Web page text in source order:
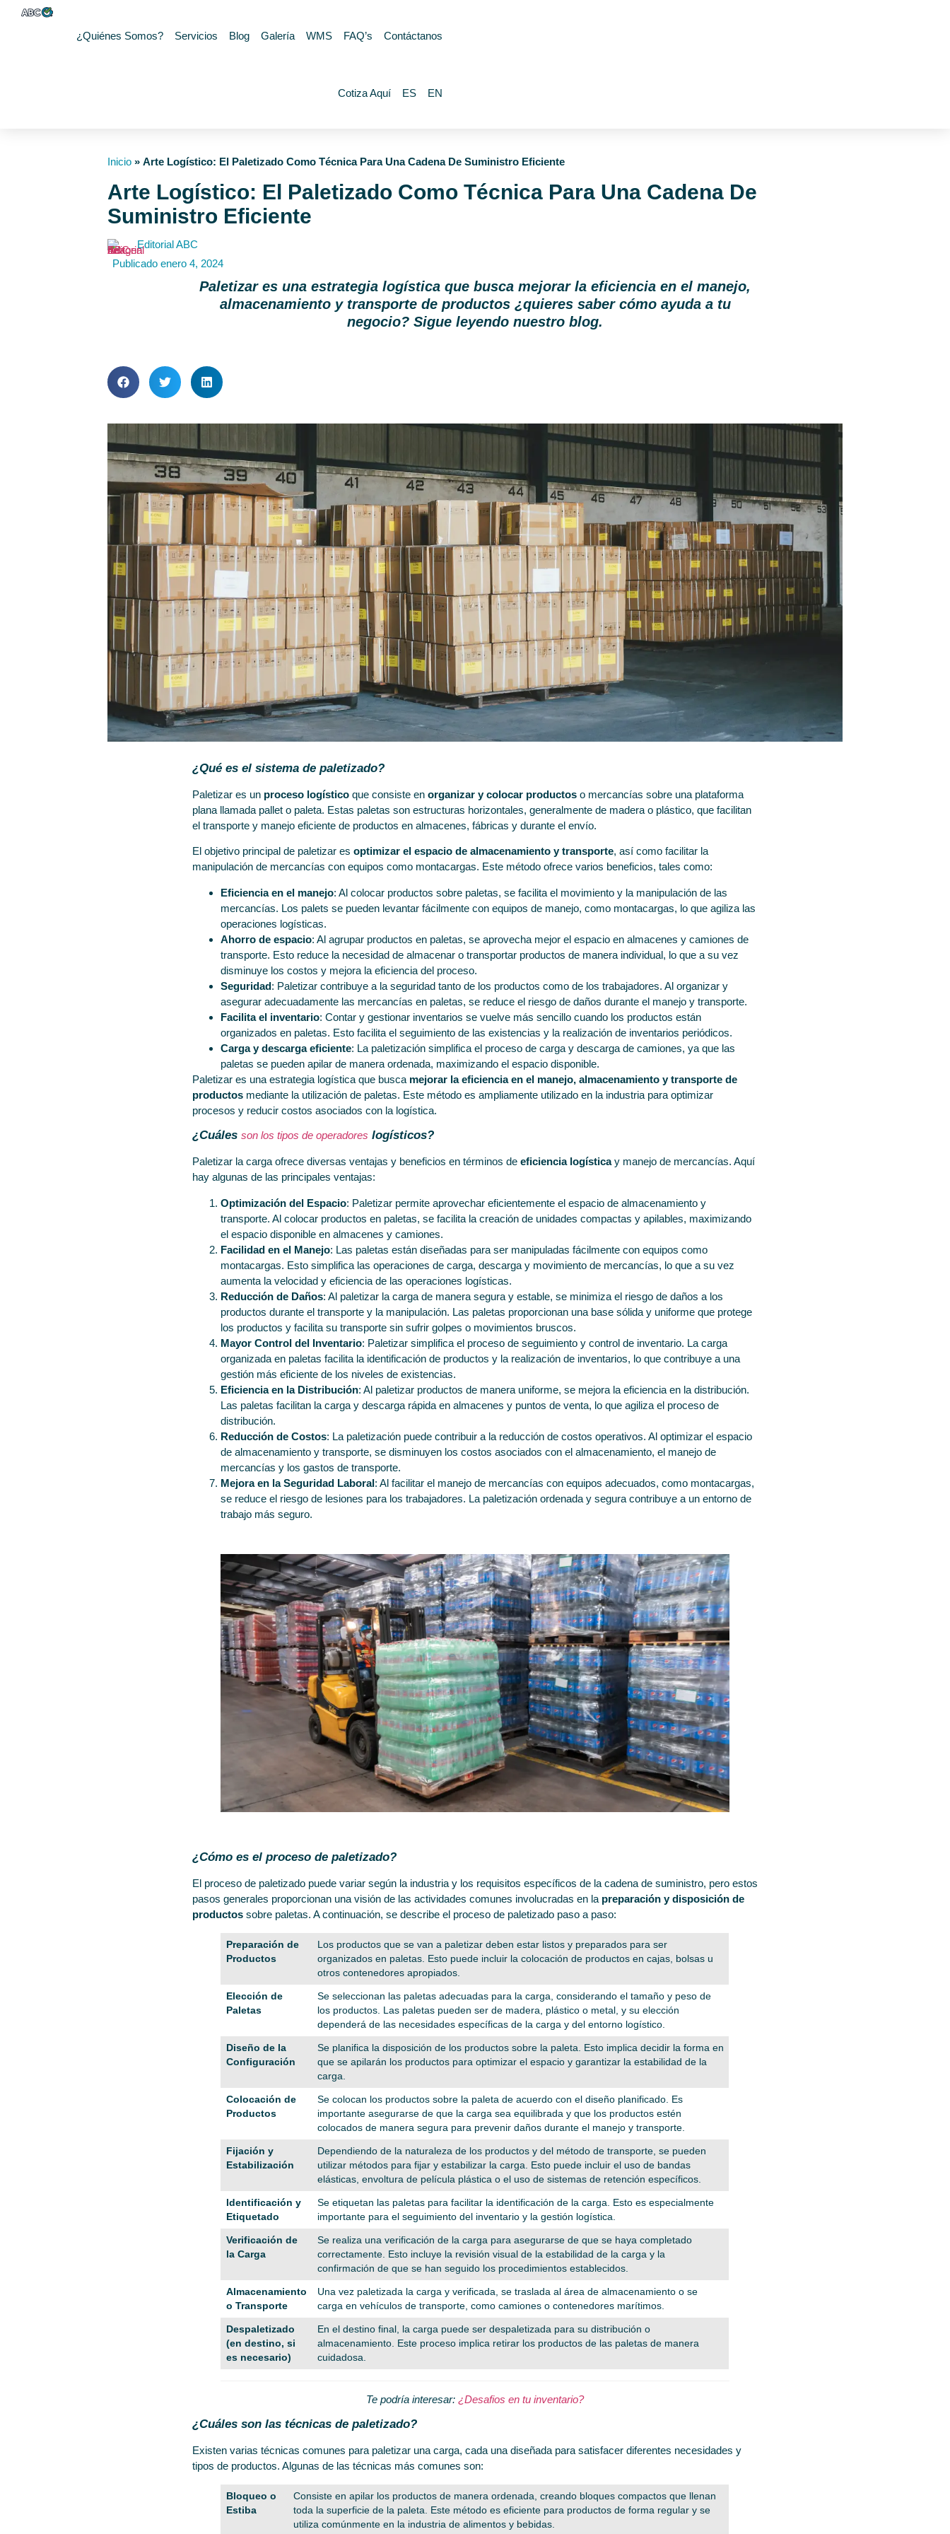
¿Quiénes Somos? Servicios Blog Galería WMS FAQ’s Contáctanos
Cotiza Aquí ES EN
Inicio » Arte Logístico: El Paletizado Como Técnica Para Una Cadena De Suministro Eficiente
Arte Logístico: El Paletizado Como Técnica Para Una Cadena De
Suministro Eficiente
Editorial ABC
Publicado enero 4, 2024
Paletizar es una estrategia logística que busca mejorar la eficiencia en el manejo,
almacenamiento y transporte de productos ¿quieres saber cómo ayuda a tu
negocio? Sigue leyendo nuestro blog.
¿Qué es el sistema de paletizado?
Paletizar es un proceso logístico que consiste en organizar y colocar productos o mercancías sobre una plataforma
plana llamada pallet o paleta. Estas paletas son estructuras horizontales, generalmente de madera o plástico, que facilitan
el transporte y manejo eficiente de productos en almacenes, fábricas y durante el envío.
El objetivo principal de paletizar es optimizar el espacio de almacenamiento y transporte, así como facilitar la
manipulación de mercancías con equipos como montacargas. Este método ofrece varios beneficios, tales como:
Eficiencia en el manejo: Al colocar productos sobre paletas, se facilita el movimiento y la manipulación de las
mercancías. Los palets se pueden levantar fácilmente con equipos de manejo, como montacargas, lo que agiliza las
operaciones logísticas.
Ahorro de espacio: Al agrupar productos en paletas, se aprovecha mejor el espacio en almacenes y camiones de
transporte. Esto reduce la necesidad de almacenar o transportar productos de manera individual, lo que a su vez
disminuye los costos y mejora la eficiencia del proceso.
Seguridad: Paletizar contribuye a la seguridad tanto de los productos como de los trabajadores. Al organizar y
asegurar adecuadamente las mercancías en paletas, se reduce el riesgo de daños durante el manejo y transporte.
Facilita el inventario: Contar y gestionar inventarios se vuelve más sencillo cuando los productos están
organizados en paletas. Esto facilita el seguimiento de las existencias y la realización de inventarios periódicos.
Carga y descarga eficiente: La paletización simplifica el proceso de carga y descarga de camiones, ya que las
paletas se pueden apilar de manera ordenada, maximizando el espacio disponible.
Paletizar es una estrategia logística que busca mejorar la eficiencia en el manejo, almacenamiento y transporte de
productos mediante la utilización de paletas. Este método es ampliamente utilizado en la industria para optimizar
procesos y reducir costos asociados con la logística.
¿Cuáles son los tipos de operadores logísticos?
Paletizar la carga ofrece diversas ventajas y beneficios en términos de eficiencia logísticay manejo de mercancías. Aquí
hay algunas de las principales ventajas:
Optimización del Espacio: Paletizar permite aprovechar eficientemente el espacio de almacenamiento y
transporte. Al colocar productos en paletas, se facilita la creación de unidades compactas y apilables, maximizando
el espacio disponible en almacenes y camiones.
Facilidad en el Manejo: Las paletas están diseñadas para ser manipuladas fácilmente con equipos como
montacargas. Esto simplifica las operaciones de carga, descarga y movimiento de mercancías, lo que a su vez
aumenta la velocidad y eficiencia de las operaciones logísticas.
Reducción de Daños: Al paletizar la carga de manera segura y estable, se minimiza el riesgo de daños a los
productos durante el transporte y la manipulación. Las paletas proporcionan una base sólida y uniforme que protege
los productos y facilita su transporte sin sufrir golpes o movimientos bruscos.
Mayor Control del Inventario: Paletizar simplifica el proceso de seguimiento y control de inventario. La carga
organizada en paletas facilita la identificación de productos y la realización de inventarios, lo que contribuye a una
gestión más eficiente de los niveles de existencias.
Eficiencia en la Distribución: Al paletizar productos de manera uniforme, se mejora la eficiencia en la distribución.
Las paletas facilitan la carga y descarga rápida en almacenes y puntos de venta, lo que agiliza el proceso de
distribución.
Reducción de Costos: La paletización puede contribuir a la reducción de costos operativos. Al optimizar el espacio
de almacenamiento y transporte, se disminuyen los costos asociados con el almacenamiento, el manejo de
mercancías y los gastos de transporte.
Mejora en la Seguridad Laboral: Al facilitar el manejo de mercancías con equipos adecuados, como montacargas,
se reduce el riesgo de lesiones para los trabajadores. La paletización ordenada y segura contribuye a un entorno de
trabajo más seguro.
¿Cómo es el proceso de paletizado?
El proceso de paletizado puede variar según la industria y los requisitos específicos de la cadena de suministro, pero estos
pasos generales proporcionan una visión de las actividades comunes involucradas en la preparación y disposición de
productos sobre paletas. A continuación, se describe el proceso de paletizado paso a paso:
Preparación de
Productos
Los productos que se van a paletizar deben estar listos y preparados para ser
organizados en paletas. Esto puede incluir la colocación de productos en cajas, bolsas u
otros contenedores apropiados.
Elección de
Paletas
Se seleccionan las paletas adecuadas para la carga, considerando el tamaño y peso de
los productos. Las paletas pueden ser de madera, plástico o metal, y su elección
dependerá de las necesidades específicas de la carga y del entorno logístico.
Diseño de la
Configuración
Se planifica la disposición de los productos sobre la paleta. Esto implica decidir la forma en
que se apilarán los productos para optimizar el espacio y garantizar la estabilidad de la
carga.
Colocación de
Productos
Se colocan los productos sobre la paleta de acuerdo con el diseño planificado. Es
importante asegurarse de que la carga sea equilibrada y que los productos estén
colocados de manera segura para prevenir daños durante el manejo y transporte.
Fijación y
Estabilización
Dependiendo de la naturaleza de los productos y del método de transporte, se pueden
utilizar métodos para fijar y estabilizar la carga. Esto puede incluir el uso de bandas
elásticas, envoltura de película plástica o el uso de sistemas de retención específicos.
Identificación y
Etiquetado
Se etiquetan las paletas para facilitar la identificación de la carga. Esto es especialmente
importante para el seguimiento del inventario y la gestión logística.
Verificación de
la Carga
Se realiza una verificación de la carga para asegurarse de que se haya completado
correctamente. Esto incluye la revisión visual de la estabilidad de la carga y la
confirmación de que se han seguido los procedimientos establecidos.
Almacenamiento
o Transporte
Una vez paletizada la carga y verificada, se traslada al área de almacenamiento o se
carga en vehículos de transporte, como camiones o contenedores marítimos.
Despaletizado
(en destino, si
es necesario)
En el destino final, la carga puede ser despaletizada para su distribución o
almacenamiento. Este proceso implica retirar los productos de las paletas de manera
cuidadosa.
Te podría interesar: ¿Desafios en tu inventario?
¿Cuáles son las técnicas de paletizado?
Existen varias técnicas comunes para paletizar una carga, cada una diseñada para satisfacer diferentes necesidades y
tipos de productos. Algunas de las técnicas más comunes son:
Bloqueo o
Estiba
Consiste en apilar los productos de manera ordenada, creando bloques compactos que llenan
toda la superficie de la paleta. Este método es eficiente para productos de forma regular y se
utiliza comúnmente en la industria de alimentos y bebidas.